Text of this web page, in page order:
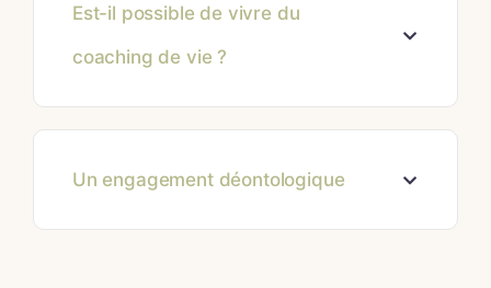
Est-il possible de vivre du
coaching de vie ?
Un engagement déontologique